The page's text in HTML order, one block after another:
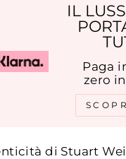
IL
Paga
zero
di Stuart